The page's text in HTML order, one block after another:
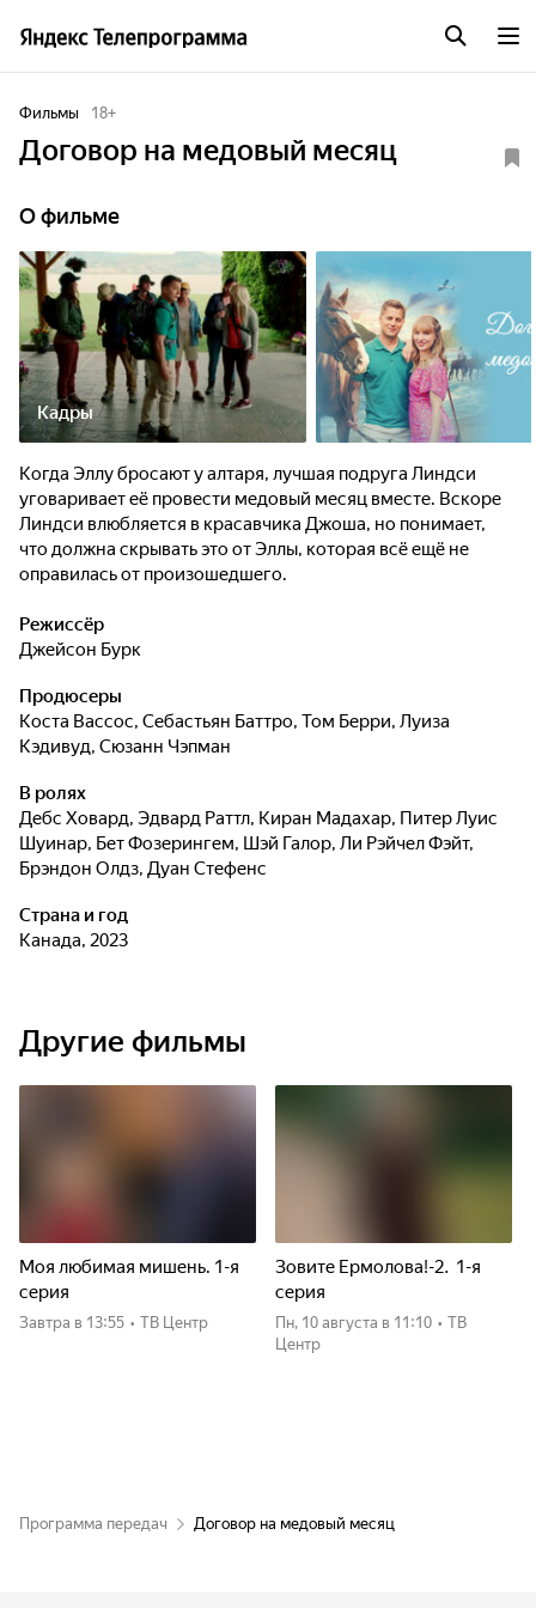
Фильмы 18+
Договор на медовый месяц
О фильме
Кадры
Когда Эллу бросают у алтаря, лучшая подруга Линдси
уговаривает её провести медовый месяц вместе. Вскоре
Линдси влюбляется в красавчика Джоша, но понимает,
что должна скрывать это от Эллы, которая всё ещё не
оправилась от произошедшего.
Режиссёр
Джейсон Бурк
Продюсеры
Коста Вассос, Себастьян Баттро, Том Берри, Луиза
Кэдивуд, Сюзанн Чэпман
В ролях
Дебс Ховард, Эдвард Раттл, Киран Мадахар, Питер Луис
Шуинар, Бет Фозерингем, Шэй Галор, Ли Рэйчел Фэйт,
Брэндон Олдз, Дуан Стефенс
Страна и год
Канада, 2023
Другие фильмы
Моя любимая мишень. 1-я
серия
Завтра в 13:55 • ТВ Центр
Зовите Ермолова!-2. 1-я
серия
пн, 10 августа в 11:10 • ТВ
Центр
Программа передач Договор на медовый месяц